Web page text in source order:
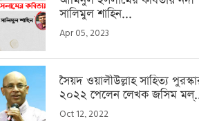
সালিমুল শাহিন...
Apr 05, 2023
সৈয়দ ওয়ালীউল্লাহ সাহিত্য
২০২২ পেলেন লেখক জসিম
Oct 12, 2022